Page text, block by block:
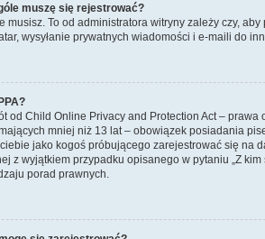
muszę się rejestrować?
musisz. To od administratora witryny zależy czy,
wysyłanie prywatnych wiadomości i e-maili do
od Child Online Privacy and Protection Act –
mniej niż 13 lat – obowiązek posiadania
jako kogoś próbującego zarejestrować się na
z wyjątkiem przypadku opisanego w pytaniu „Z
porad prawnych.